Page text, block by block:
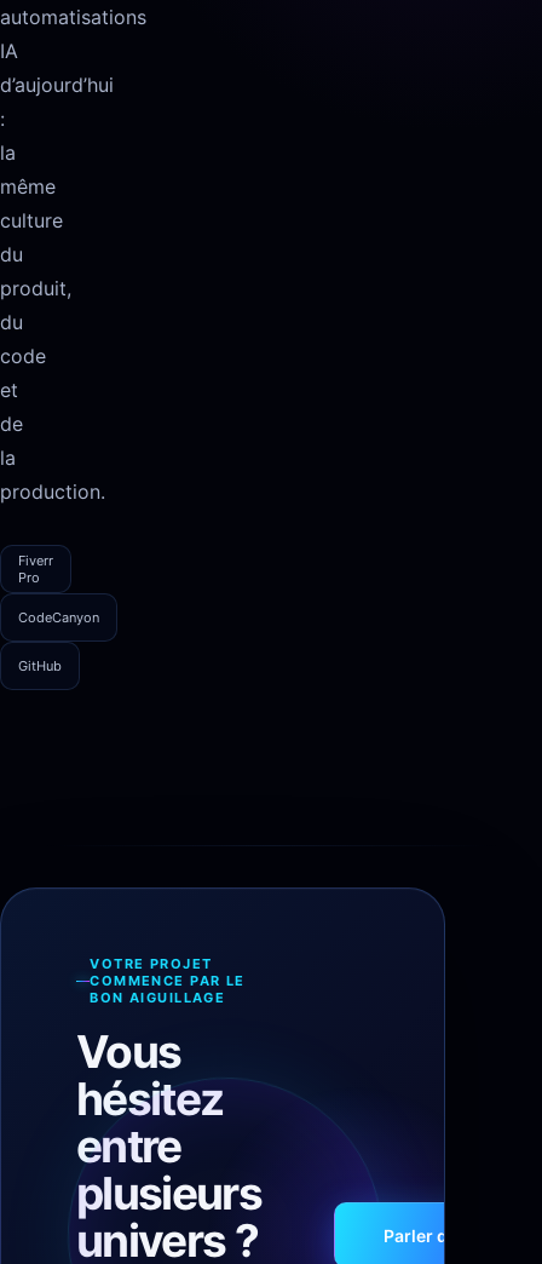
automatisations
IA
d’aujourd’hui
:
la
même
culture
du
produit,
du
code
et
de
la
production.
Fiverr
Pro
CodeCanyon
GitHub
VOTRE PROJET
COMMENCE PAR LE
BON AIGUILLAGE
Vous
hésitez
entre
plusieurs
univers ?
Parler de votre